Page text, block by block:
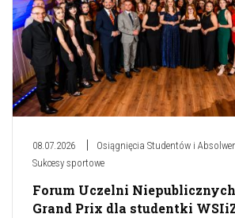
08.07.2026 Osiągnięcia Studentów i
Sukcesy sportowe
Forum Uczelni
Grand Prix dla studentki